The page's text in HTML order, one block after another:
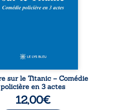
un secret que l’on
sur le Titanic – Comédie
policière en 3 actes
12,00€